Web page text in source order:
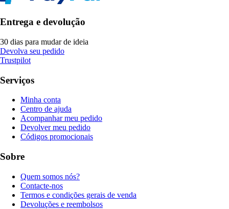
Entrega e devolução
30 dias para mudar de ideia
Devolva seu pedido
Trustpilot
Serviços
Minha conta
Centro de ajuda
Acompanhar meu pedido
Devolver meu pedido
Códigos promocionais
Sobre
Quem somos nós?
Contacte-nos
Termos e condições gerais de venda
Devoluções e reembolsos